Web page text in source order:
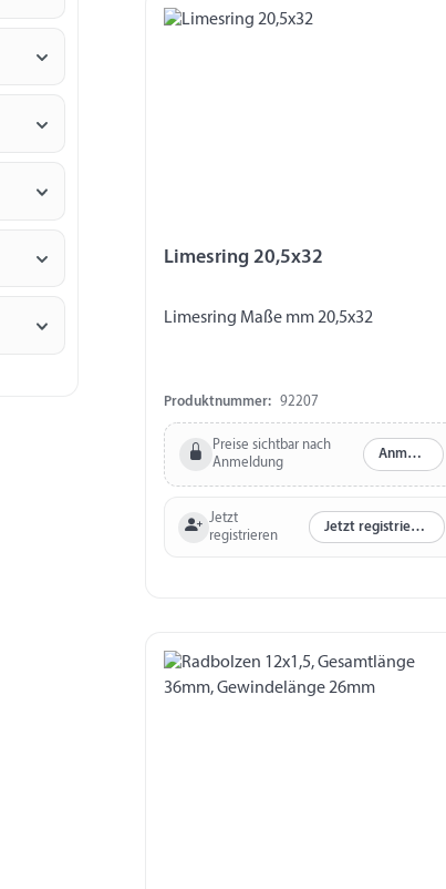
Limesring 20,5x32
Limesring Maße mm 20,5x32
Produktnummer: 92207
Preise sichtbar nach
Anmeldung
Anmelden
Jetzt
registrieren
Jetzt registrieren